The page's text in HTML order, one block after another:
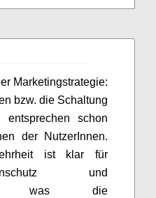
Marketingstrategie:
bzw. die Schaltung
schon
der NutzerInnen.
ist klar für
und
was die